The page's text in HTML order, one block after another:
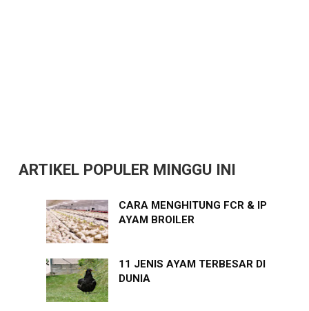
ARTIKEL POPULER MINGGU INI
CARA MENGHITUNG FCR & IP
AYAM BROILER
11 JENIS AYAM TERBESAR DI
DUNIA